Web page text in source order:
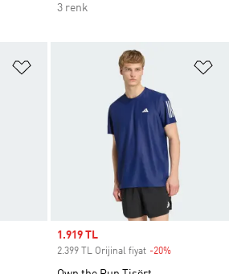
3 renk
Favori Listesine Ekle
Sale price
1.919 TL
2.399 TL Orijinal fiyat -20%